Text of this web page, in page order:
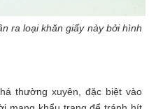
giấy này bởi hình
thường xuyên, đặc biệt vào